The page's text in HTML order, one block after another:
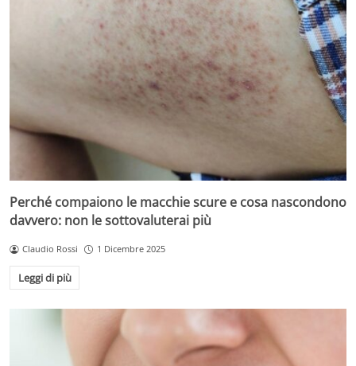
Perché compaiono le macchie scure e cosa nascondono
davvero: non le sottovaluterai più
Claudio Rossi 1 Dicembre 2025
Leggi di più